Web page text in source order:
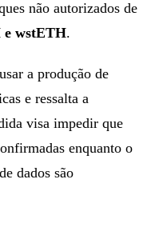
não autorizados de
wstETH.
a produção de
e ressalta a
visa impedir que
enquanto o
dados são